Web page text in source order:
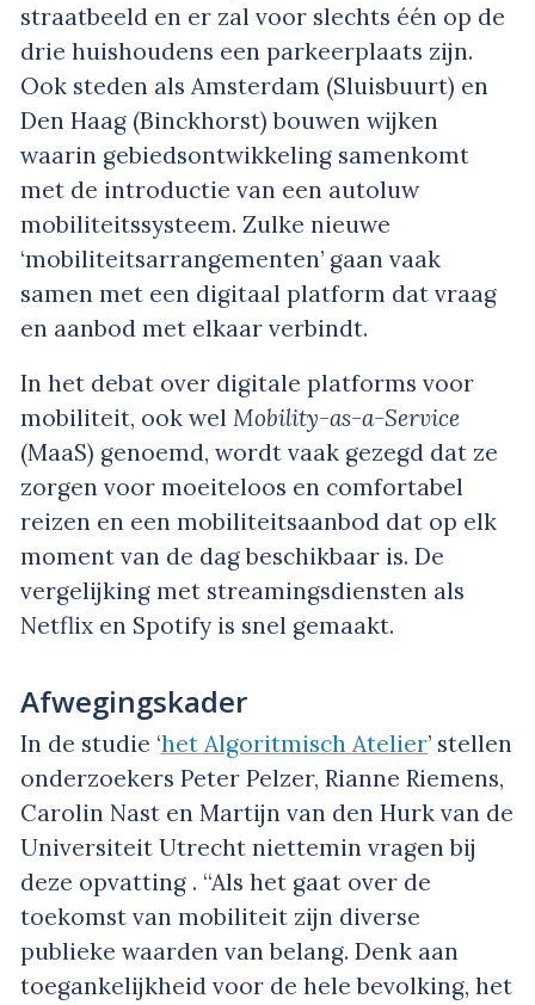
straatbeeld en er zal voor slechts één op de
drie huishoudens een parkeerplaats zijn.
Ook steden als Amsterdam (Sluisbuurt) en
Den Haag (Binckhorst) bouwen wijken
waarin gebiedsontwikkeling samenkomt
met de introductie van een autoluw
mobiliteitssysteem. Zulke nieuwe
‘mobiliteitsarrangementen’ gaan vaak
samen met een digitaal platform dat vraag
en aanbod met elkaar verbindt.
In het debat over digitale platforms voor
mobiliteit, ook wel Mobility-as-a-Service
(MaaS) genoemd, wordt vaak gezegd dat ze
zorgen voor moeiteloos en comfortabel
reizen en een mobiliteitsaanbod dat op elk
moment van de dag beschikbaar is. De
vergelijking met streamingsdiensten als
Netflix en Spotify is snel gemaakt.
Afwegingskader
In de studie ‘het Algoritmisch Atelier’ stellen
onderzoekers Peter Pelzer, Rianne Riemens,
Carolin Nast en Martijn van den Hurk van de
Universiteit Utrecht niettemin vragen bij
deze opvatting . “Als het gaat over de
toekomst van mobiliteit zijn diverse
publieke waarden van belang. Denk aan
toegankelijkheid voor de hele bevolking, het